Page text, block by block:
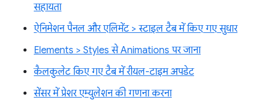
सहायता
ऐनिमेशन पैनल और एलिमेंट > स्टाइल टैब में किए गए सुधार
Elements > Styles से Animations पर जाना
कैलकुलेट किए गए टैब में रीयल-टाइम अपडेट
सेंसर में प्रेशर एम्युलेशन की गणना करना